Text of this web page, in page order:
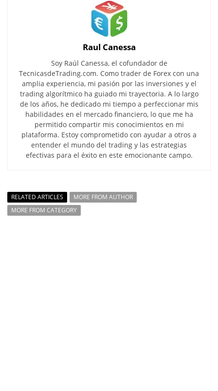
Raul Canessa
Soy Raúl Canessa, el cofundador de
TecnicasdeTrading.com. Como trader de Forex con una
amplia experiencia, mi pasión por las inversiones y el
trading algorítmico ha guiado mi trayectoria. A lo largo
de los años, he dedicado mi tiempo a perfeccionar mis
habilidades en el mercado financiero, lo que me ha
permitido compartir mis conocimientos en mi
plataforma. Estoy comprometido con ayudar a otros a
entender el mundo del trading y las estrategias
efectivas para el éxito en este emocionante campo.
RELATED ARTICLES
MORE FROM AUTHOR
MORE FROM CATEGORY